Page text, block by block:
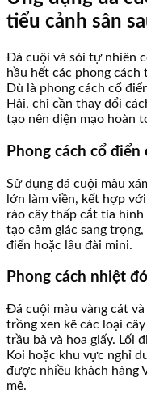
tiểu cảnh sân
Đá cuội và sỏi tự nhiên
hầu hết các phong cách
Dù là phong cách cổ
Hải, chỉ cần thay đổi
tạo nên diện mạo hoàn
Phong cách cổ điển
Sử dụng đá cuội màu
lớn làm viền, kết hợp
rào cây thấp cắt tỉa
tạo cảm giác sang
điển hoặc lâu đài mini.
Phong cách nhiệt
Đá cuội màu vàng cát
trồng xen kẽ các loại
trầu bà và hoa giấy. Lối
Koi hoặc khu vực nghỉ
được nhiều khách hàng
mẻ.